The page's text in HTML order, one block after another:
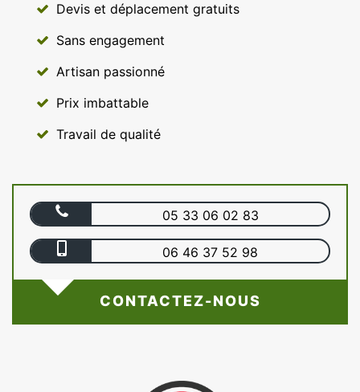
Devis et déplacement gratuits
Sans engagement
Artisan passionné
Prix imbattable
Travail de qualité
05 33 06 02 83
06 46 37 52 98
CONTACTEZ-NOUS